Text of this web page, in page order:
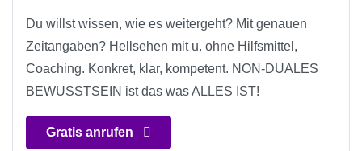
Du willst wissen, wie es weitergeht? Mit genauen
Zeitangaben? Hellsehen mit u. ohne Hilfsmittel,
Coaching. Konkret, klar, kompetent. NON-DUALES
BEWUSSTSEIN ist das was ALLES IST!
Gratis anrufen